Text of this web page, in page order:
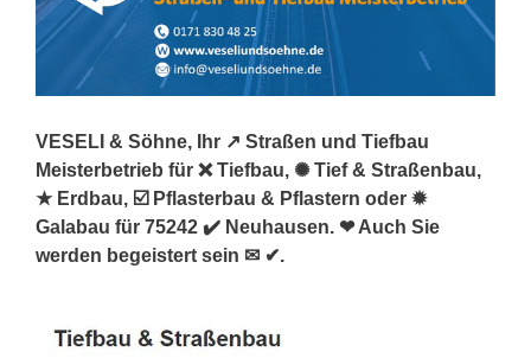
VESELI & Söhne, Ihr ↗️ Straßen und Tiefbau
Meisterbetrieb für ❌ Tiefbau, ✺ Tief & Straßenbau,
★ Erdbau, ☑️ Pflasterbau & Pflastern oder ✹
Galabau für 75242 ✔️ Neuhausen. ❤ Auch Sie
werden begeistert sein ✉ ✔.